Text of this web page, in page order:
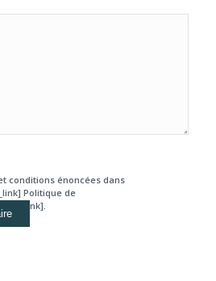
conditions énoncées dans
Politique de